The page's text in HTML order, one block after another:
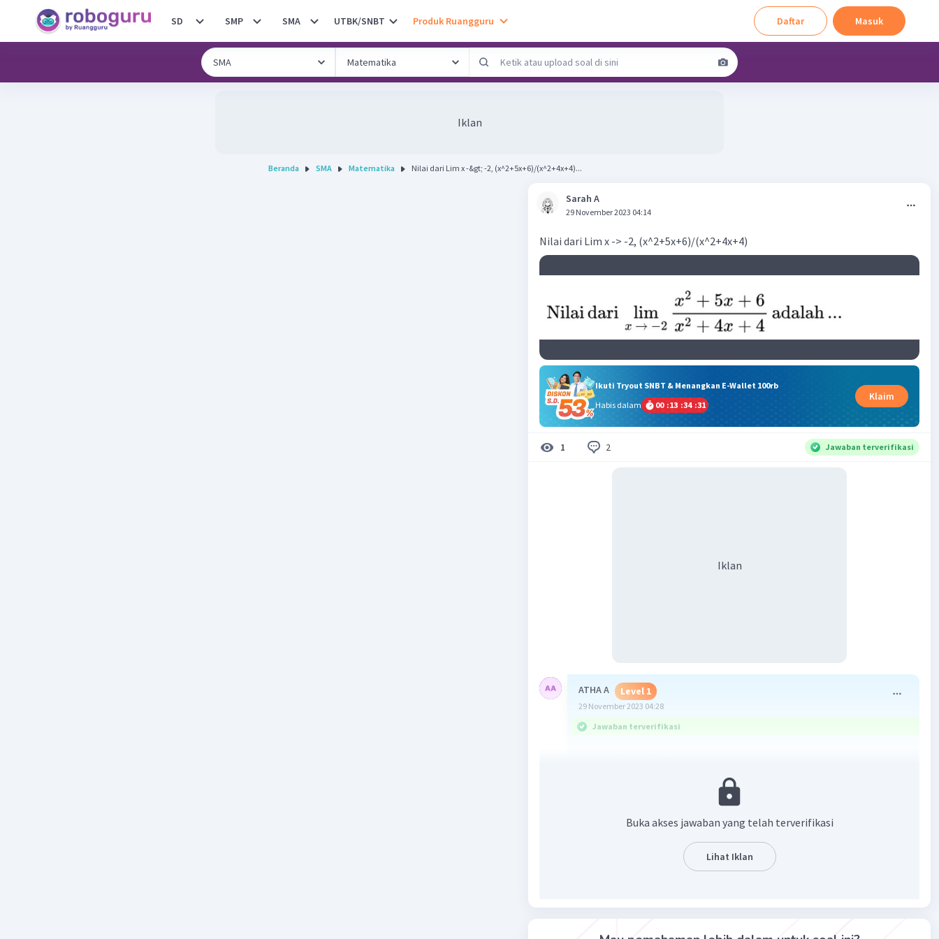
SD SMP SMA UTBK/SNBT Produk Ruangguru Daftar Masuk
Iklan
Beranda SMA Matematika Nilai dari Lim x -&gt; -2, (x^2+5x+6)/(x^2+4x+4)...
Sarah A
29 November 2023 04:14
Nilai dari Lim x -> -2, (x^2+5x+6)/(x^2+4x+4)
Ikuti Tryout SNBT & Menangkan E-Wallet 100rb
Habis dalam
00 :13 :34 :30
Klaim
1 2 Jawaban terverifikasi
Iklan
ATHA A Level 1
29 November 2023 04:28
Jawaban terverifikasi
Buka akses jawaban yang telah terverifikasi
Lihat Iklan